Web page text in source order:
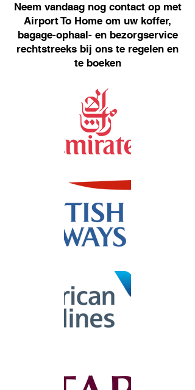
Neem vandaag nog contact op met
Airport To Home om uw koffer,
bagage-ophaal- en bezorgservice
rechtstreeks bij ons te regelen en
te boeken